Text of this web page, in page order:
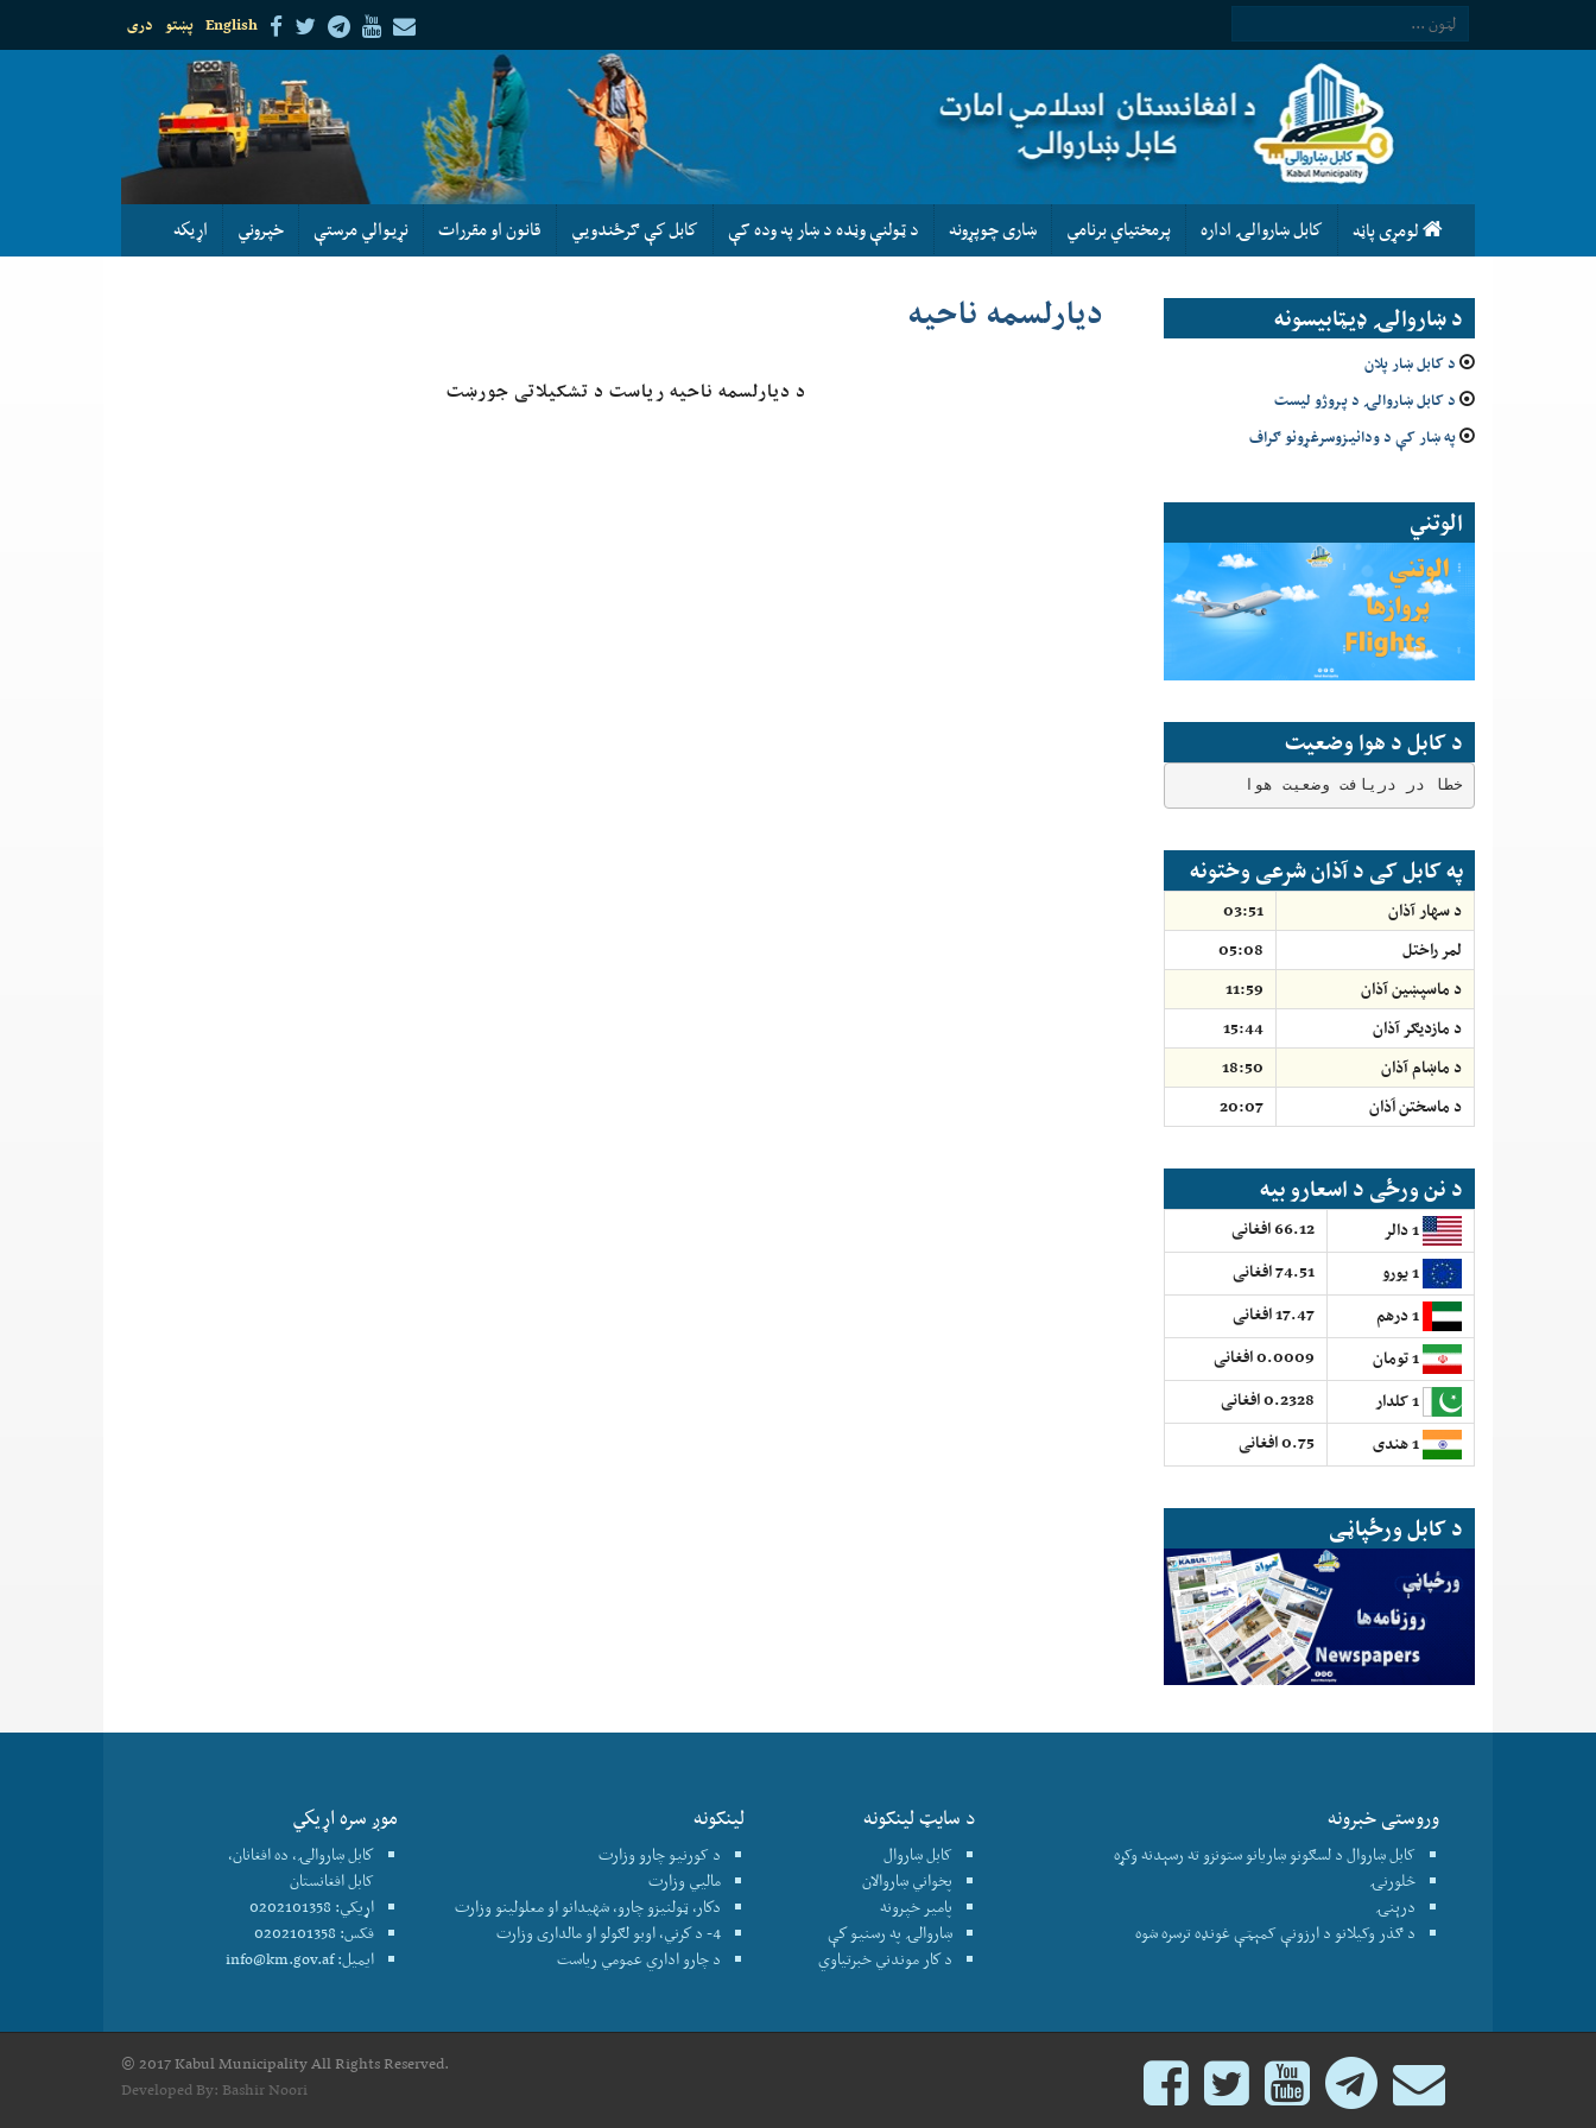
دری پښتو English
لومړى پاڼه كابل ښاروالۍ اداره پرمختیاي برنامي ښاری چوپړونه د ټولنې وڼده د ښار په وده کې كابل كې ګرځندويي قانون او مقررات نړيوالي مرستې خپروني اړيكه
د ښاروالۍ ډيټابيسونه
د کابل ښار پلان
د کابل ښاروالۍ د پروژو لیست
په ښار کې د ودانیزوسرغړونو ګراف
الوتني
د کابل د هوا وضعیت
خطا در دریافت وضعیت هوا
په کابل کی د آذان شرعی وختونه
د سهار آذان
03:51
لمر راختل
05:08
د ماسپښين آذان
11:59
د مازديګر آذان
15:44
د ماښام آذان
18:50
د ماسختن اَذان
20:07
د نن ورځی د اسعارو بیه
66.12 افغانی
74.51 افغانی
17.47 افغانی
0.0009 افغانی
0.2328 افغانی
0.75 افغانی
د کابل ورځپاڼی
دیارلسمه ناحیه
د دیارلسمه ناحیه ریاست د تشکیلاتی جورښت
وروستی خبرونه
کابل ښاروال د لسګونو ښاریانو ستونزو ته رسېدنه وکړه
څلورنۍ
درېنۍ
د ګذر وکیلانو د ارزونې کمېټې غونډه ترسره شوه
د سایټ لینکونه
کابل ښاروال
پخواني ښاروالان
پامير خپرونه
ښاروالۍ په رسنيو كې
د كار موندني خبرتياوي
لینکونه
د کورنیو چارو وزارت
ماليي وزارت
دكار، ټولنيزو چارو، شهيدانو او معلولينو وزارت
4- د كرني، اوبو لګولو او مالداری وزارت
د چارو اداري عمومي رياست
موږ سره اړيكي
كابل ښاروالۍ، ده افغانان،
کابل افغانستان
اړیکي: 0202101358
فکس: 0202101358
ایمیل:info@km.gov.af
© 2017 Kabul Municipality All Rights Reserved.
Developed By: Bashir Noori